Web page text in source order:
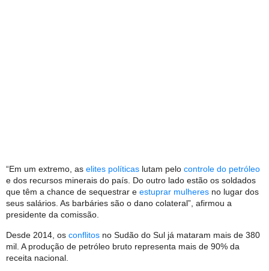
“Em um extremo, as elites políticas lutam pelo controle do petróleo
e dos recursos minerais do país. Do outro lado estão os soldados
que têm a chance de sequestrar e estuprar mulheres no lugar dos
seus salários. As barbáries são o dano colateral”, afirmou a
presidente da comissão.
Desde 2014, os conflitos no Sudão do Sul já mataram mais de 380
mil. A produção de petróleo bruto representa mais de 90% da
receita nacional.